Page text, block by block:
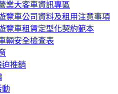
業大客車資訊專區
覽車公司資料及租用注意事項
覽車租賃定型化契約範本
輛安全檢查表
推銷
動